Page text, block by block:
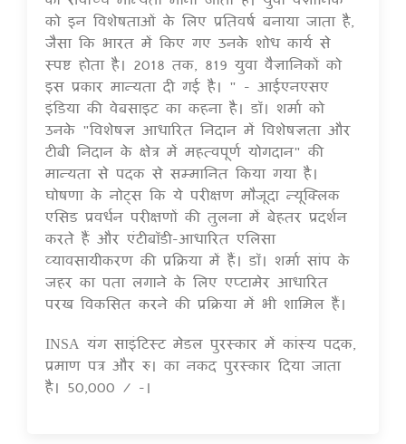
को इन विशेषताओं के लिए प्रतिवर्ष बनाया जाता है,
जैसा कि भारत में किए गए उनके शोध कार्य से
स्पष्ट होता है। 2018 तक, 819 युवा वैज्ञानिकों को
इस प्रकार मान्यता दी गई है। " - आईएनएसए
इंडिया की वेबसाइट का कहना है। डॉ। शर्मा को
उनके "विशेषज्ञ आधारित निदान में विशेषज्ञता और
टीबी निदान के क्षेत्र में महत्वपूर्ण योगदान" की
मान्यता से पदक से सम्मानित किया गया है।
घोषणा के नोट्स कि ये परीक्षण मौजूदा न्यूक्लिक
एसिड प्रवर्धन परीक्षणों की तुलना में बेहतर प्रदर्शन
करते हैं और एंटीबॉडी-आधारित एलिसा
व्यावसायीकरण की प्रक्रिया में हैं। डॉ। शर्मा सांप के
जहर का पता लगाने के लिए एप्टामेर आधारित
परख विकसित करने की प्रक्रिया में भी शामिल हैं।
INSA यंग साइंटिस्ट मेडल पुरस्कार में कांस्य पदक,
प्रमाण पत्र और रु। का नकद पुरस्कार दिया जाता
है। 50,000 / -।